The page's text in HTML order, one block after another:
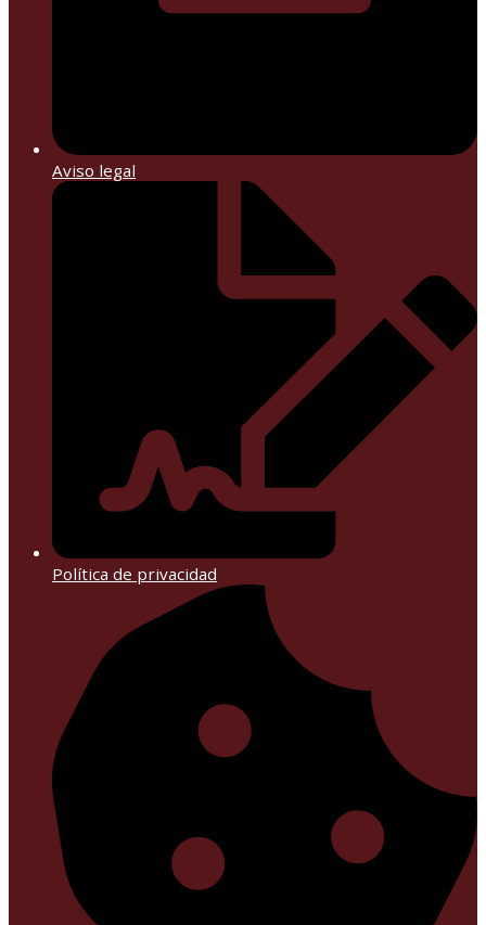
Aviso legal
Política de privacidad